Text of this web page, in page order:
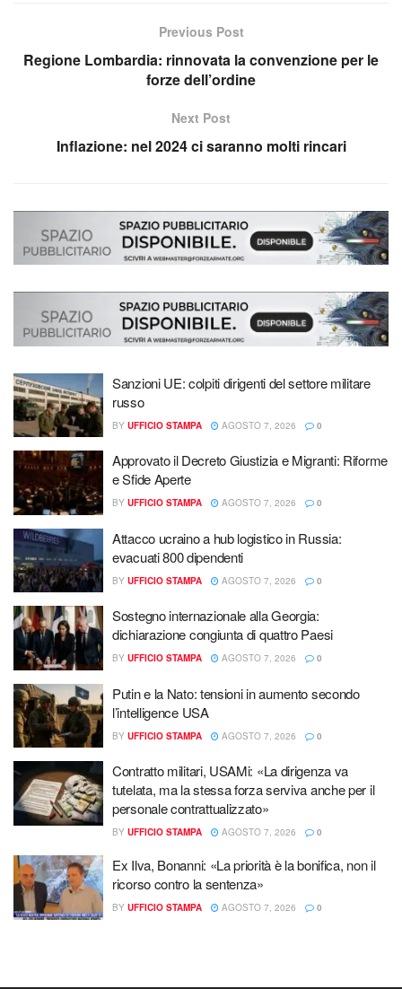
Previous Post
Regione Lombardia: rinnovata la convenzione per le
forze dell’ordine
Next Post
Inflazione: nel 2024 ci saranno molti rincari
Sanzioni UE: colpiti dirigenti del settore militare
russo
BY UFFICIO STAMPA AGOSTO 7, 2026 0
Approvato il Decreto Giustizia e Migranti: Riforme
e Sfide Aperte
BY UFFICIO STAMPA AGOSTO 7, 2026 0
Attacco ucraino a hub logistico in Russia:
evacuati 800 dipendenti
BY UFFICIO STAMPA AGOSTO 7, 2026 0
Sostegno internazionale alla Georgia:
dichiarazione congiunta di quattro Paesi
BY UFFICIO STAMPA AGOSTO 7, 2026 0
Putin e la Nato: tensioni in aumento secondo
l’intelligence USA
BY UFFICIO STAMPA AGOSTO 7, 2026 0
Contratto militari, USAMi: «La dirigenza va
tutelata, ma la stessa forza serviva anche per il
personale contrattualizzato»
BY UFFICIO STAMPA AGOSTO 7, 2026 0
Ex Ilva, Bonanni: «La priorità è la bonifica, non il
ricorso contro la sentenza»
BY UFFICIO STAMPA AGOSTO 7, 2026 0